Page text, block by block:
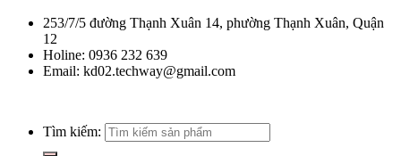
253/7/5 đường Thạnh Xuân 14, phường Thạnh Xuân, Quận
12
Holine: 0936 232 639
Email: kd02.techway@gmail.com
Tìm kiếm: